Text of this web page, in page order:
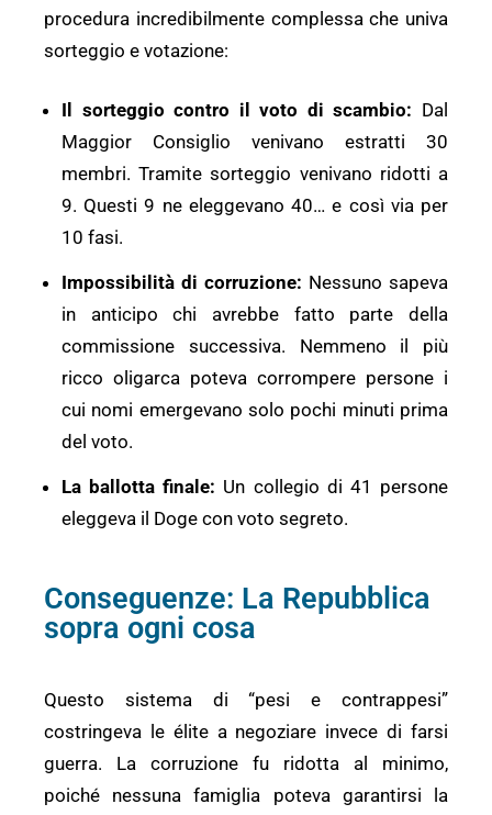
procedura incredibilmente complessa che univa
sorteggio e votazione:
Il sorteggio contro il voto di scambio: Dal
Maggior Consiglio venivano estratti 30
membri. Tramite sorteggio venivano ridotti a
9. Questi 9 ne eleggevano 40… e così via per
10 fasi.
Impossibilità di corruzione: Nessuno sapeva
in anticipo chi avrebbe fatto parte della
commissione successiva. Nemmeno il più
ricco oligarca poteva corrompere persone i
cui nomi emergevano solo pochi minuti prima
del voto.
La ballotta finale: Un collegio di 41 persone
eleggeva il Doge con voto segreto.
Conseguenze: La Repubblica
sopra ogni cosa
Questo sistema di “pesi e contrappesi”
costringeva le élite a negoziare invece di farsi
guerra. La corruzione fu ridotta al minimo,
poiché nessuna famiglia poteva garantirsi la